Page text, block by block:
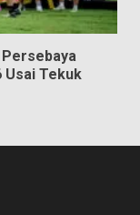
Usai Tekuk